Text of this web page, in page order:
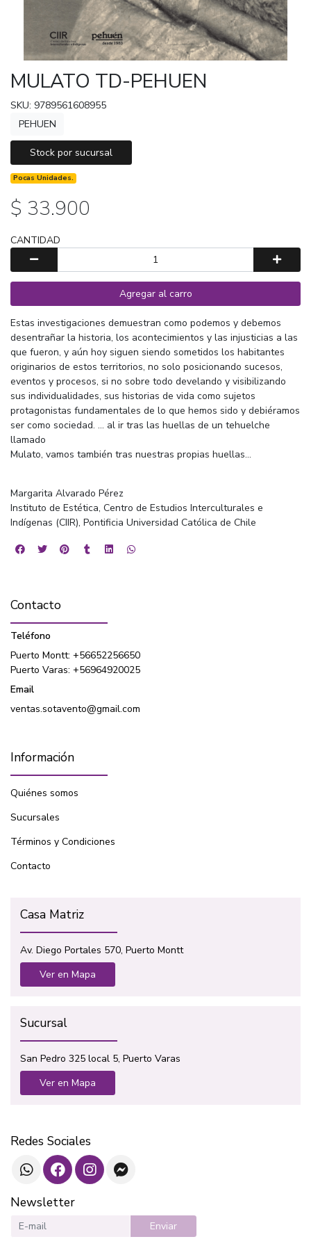
MULATO TD-PEHUEN
SKU: 9789561608955
PEHUEN
Stock por sucursal
Pocas Unidades.
$ 33.900
CANTIDAD
Agregar al carro
Estas investigaciones demuestran como podemos y debemos
desentrañar la historia, los acontecimientos y las injusticias a las
que fueron, y aún hoy siguen siendo sometidos los habitantes
originarios de estos territorios, no solo posicionando sucesos,
eventos y procesos, si no sobre todo develando y visibilizando
sus individualidades, sus historias de vida como sujetos
protagonistas fundamentales de lo que hemos sido y debiéramos
ser como sociedad. ... al ir tras las huellas de un tehuelche
llamado
Mulato, vamos también tras nuestras propias huellas...
Margarita Alvarado Pérez
Instituto de Estética, Centro de Estudios Interculturales e
Indígenas (CIIR), Pontificia Universidad Católica de Chile
Contacto
Teléfono
Puerto Montt: +56652256650
Puerto Varas: +56964920025
Email
ventas.sotavento@gmail.com
Información
Quiénes somos
Sucursales
Términos y Condiciones
Contacto
Casa Matriz
Av. Diego Portales 570, Puerto Montt
Ver en Mapa
Sucursal
San Pedro 325 local 5, Puerto Varas
Ver en Mapa
Redes Sociales
Newsletter
Enviar